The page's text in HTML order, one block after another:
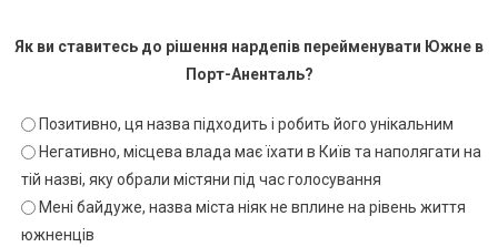
Як ви ставитесь до рішення нардепів перейменувати Южне в
Порт-Аненталь?
Позитивно, ця назва підходить і робить його унікальним
Негативно, місцева влада має їхати в Київ та наполягати на
тій назві, яку обрали містяни під час голосування
Мені байдуже, назва міста ніяк не вплине на рівень життя
южненців